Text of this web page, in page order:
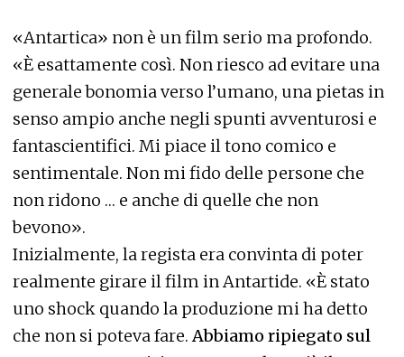
«Antartica» non è un film serio ma profondo.
«È esattamente così. Non riesco ad evitare una
generale bonomia verso l’umano, una pietas in
senso ampio anche negli spunti avventurosi e
fantascientifici. Mi piace il tono comico e
sentimentale. Non mi fido delle persone che
non ridono … e anche di quelle che non
bevono».
Inizialmente, la regista era convinta di poter
realmente girare il film in Antartide. «È stato
uno shock quando la produzione mi ha detto
che non si poteva fare. Abbiamo ripiegato sul